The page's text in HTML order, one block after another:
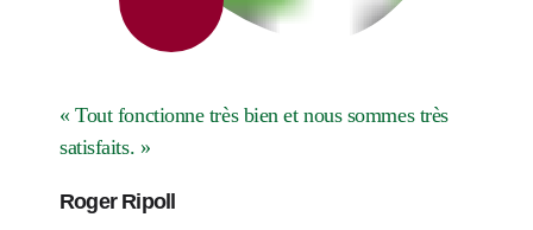
« Tout fonctionne très bien et nous sommes très
satisfaits. »
Roger Ripoll